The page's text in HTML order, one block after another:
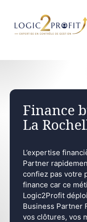
contenu
Finance
La
L’expertise
Partner
confiez pas votre
finance car ce
Logic2Profit
Business Partner
vos clôtures, vos